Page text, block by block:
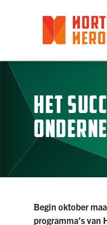
HET
Begin oktober
programma’s